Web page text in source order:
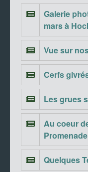
Galerie
mars à
Vue sur
Cerfs
Les grues
Au coeur
Quelques